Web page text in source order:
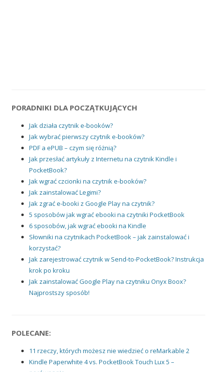
PORADNIKI DLA POCZĄTKUJĄCYCH
Jak działa czytnik e-booków?
Jak wybrać pierwszy czytnik e-booków?
PDF a ePUB – czym się różnią?
Jak przesłać artykuły z Internetu na czytnik Kindle i
PocketBook?
Jak wgrać czcionki na czytnik e-booków?
Jak zainstalować Legimi?
Jak zgrać e-booki z Google Play na czytnik?
5 sposobów jak wgrać ebooki na czytniki PocketBook
6 sposobów, jak wgrać ebooki na Kindle
Słowniki na czytnikach PocketBook – jak zainstalować i
korzystać?
Jak zarejestrować czytnik w Send-to-PocketBook? Instrukcja
krok po kroku
Jak zainstalować Google Play na czytniku Onyx Boox?
Najprostszy sposób!
POLECANE:
11 rzeczy, których możesz nie wiedzieć o reMarkable 2
Kindle Paperwhite 4 vs. PocketBook Touch Lux 5 –